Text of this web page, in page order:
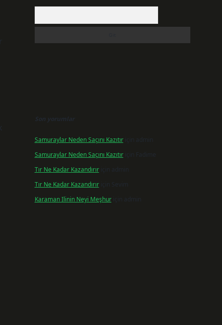
Son yorumlar
Samuraylar Neden Saçını Kazıtıriçin
admin
Samuraylar Neden Saçını Kazıtıriçin
Fadime
Tır Ne Kadar Kazandırıriçin
admin
Tır Ne Kadar Kazandırıriçin Sevim
Karaman Ilinin Neyi Meşhuriçin admin